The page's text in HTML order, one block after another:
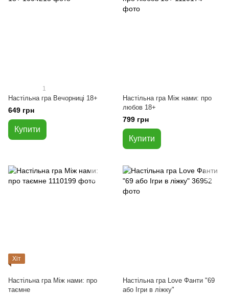
1
Настільна гра Вечорниці 18+
649 грн
Купити
Настільна гра Між нами: про
любов 18+
799 грн
Купити
Хіт
Настільна гра Між нами: про
таємне
Настільна гра Love Фанти "69
або Ігри в ліжку"